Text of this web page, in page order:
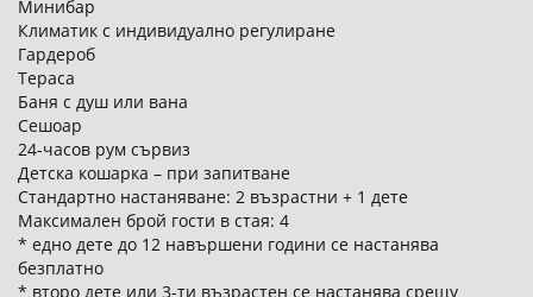
Минибар
Климатик с индивидуално регулиране
Гардероб
Тераса
Баня с душ или вана
Сешоар
24-часов рум сървиз
Детска кошарка – при запитване
Стандартно настаняване: 2 възрастни + 1 дете
Максимален брой гости в стая: 4
* едно дете до 12 навършени години се настанява
безплатно
* второ дете или 3-ти възрастен се настанява срещу